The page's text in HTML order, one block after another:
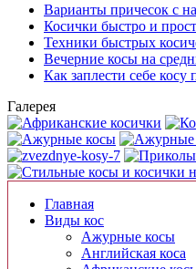
Варианты причесок с
Косички быстро и
Техники быстрых
Вечерние косы на
Как заплести себе косу
Галерея
Главная
Виды кос
Ажурные косы
Английская коса